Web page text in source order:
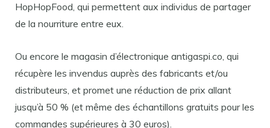
HopHopFood, qui permettent aux individus de partager
de la nourriture entre eux.
Ou encore le magasin d’électronique antigaspi.co, qui
récupère les invendus auprès des fabricants et/ou
distributeurs, et promet une réduction de prix allant
jusqu’à 50 % (et même des échantillons gratuits pour les
commandes supérieures à 30 euros).